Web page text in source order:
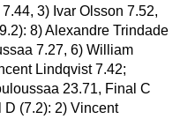
3) Ivar Olsson 7.52,
8) Alexandre Trindade
7.27, 6) William
Lindqvist 7.42;
23.71, Final C
D (7.2): 2) Vincent